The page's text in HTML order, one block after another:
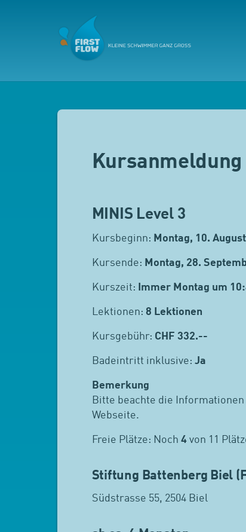
Kursanmeldung
MINIS Level 3
Kursbeginn: Montag, 10.
Kursende: Montag, 28.
Kurszeit: Immer Montag um
Lektionen: 8 Lektionen
Kursgebühr: CHF 332.--
Badeintritt inklusive: Ja
Bemerkung
Bitte beachte die
Webseite.
Freie Plätze: Noch 4von 11
Stiftung Battenberg Biel
Südstrasse 55, 2504 Biel